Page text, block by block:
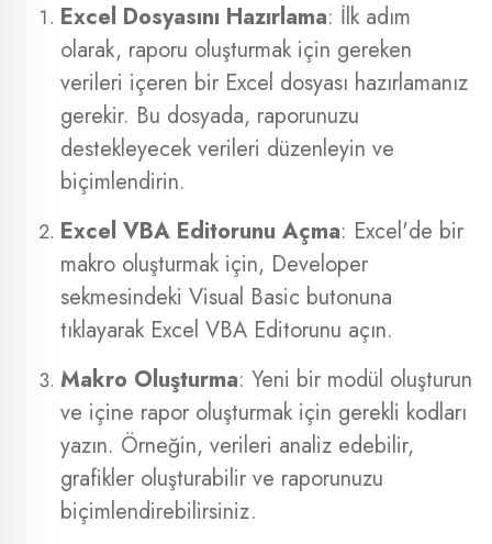
Excel Dosyasını Hazırlama: İlk adım
olarak, raporu oluşturmak için gereken
verileri içeren bir Excel dosyası hazırlamanız
gerekir. Bu dosyada, raporunuzu
destekleyecek verileri düzenleyin ve
biçimlendirin.
Excel VBA Editorunu Açma: Excel'de bir
makro oluşturmak için, Developer
sekmesindeki Visual Basic butonuna
tıklayarak Excel VBA Editorunu açın.
Makro Oluşturma: Yeni bir modül oluşturun
ve içine rapor oluşturmak için gerekli kodları
yazın. Örneğin, verileri analiz edebilir,
grafikler oluşturabilir ve raporunuzu
biçimlendirebilirsiniz.